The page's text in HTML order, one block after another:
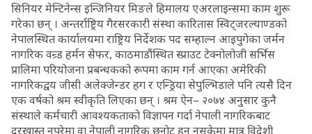
सिनियर मेन्टिनेन्स इन्जिनियर मिङले हिमालय एअरलाइन्समा काम शुरू
गरेका छन् । अन्तर्राष्ट्रिय गैरसरकारी संस्था कारितास स्विट्जरल्याण्डको
नेपालस्थित कार्यालयमा राष्ट्रिय निर्देशक पद सम्हाल्न आइपुगेका जर्मन
नागरिक वन्र्ड हर्मन सेफर, काठमाडौंस्थित स्प्राउट टेक्नोलोजी सर्भिस
प्रालिमा परियोजना प्रबन्धकको रूपमा काम गर्न आएका अमेरिकी
नागरिकद्वय जीसी अलेक्जेन्डर हग र एन्ड्रिया सेपुल्भिडाले पनि त्यसै दिन
एक वर्षको श्रम स्वीकृति लिएका छन् । श्रम ऐन– २०७४ अनुसार कुनै
संस्थाले कर्मचारी आवश्यकताको विज्ञापन गर्दा नेपाली नागरिकबाट
दरखास्त नपरेमा वा नेपाली नागरिक छनोट हुन नसकेमा मात्र विदेशी